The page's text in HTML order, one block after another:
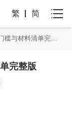
繁 简
泰国养老签证移民申请门槛与材料清单完整版（2026最新版）｜亚太环球专业解读
完整版